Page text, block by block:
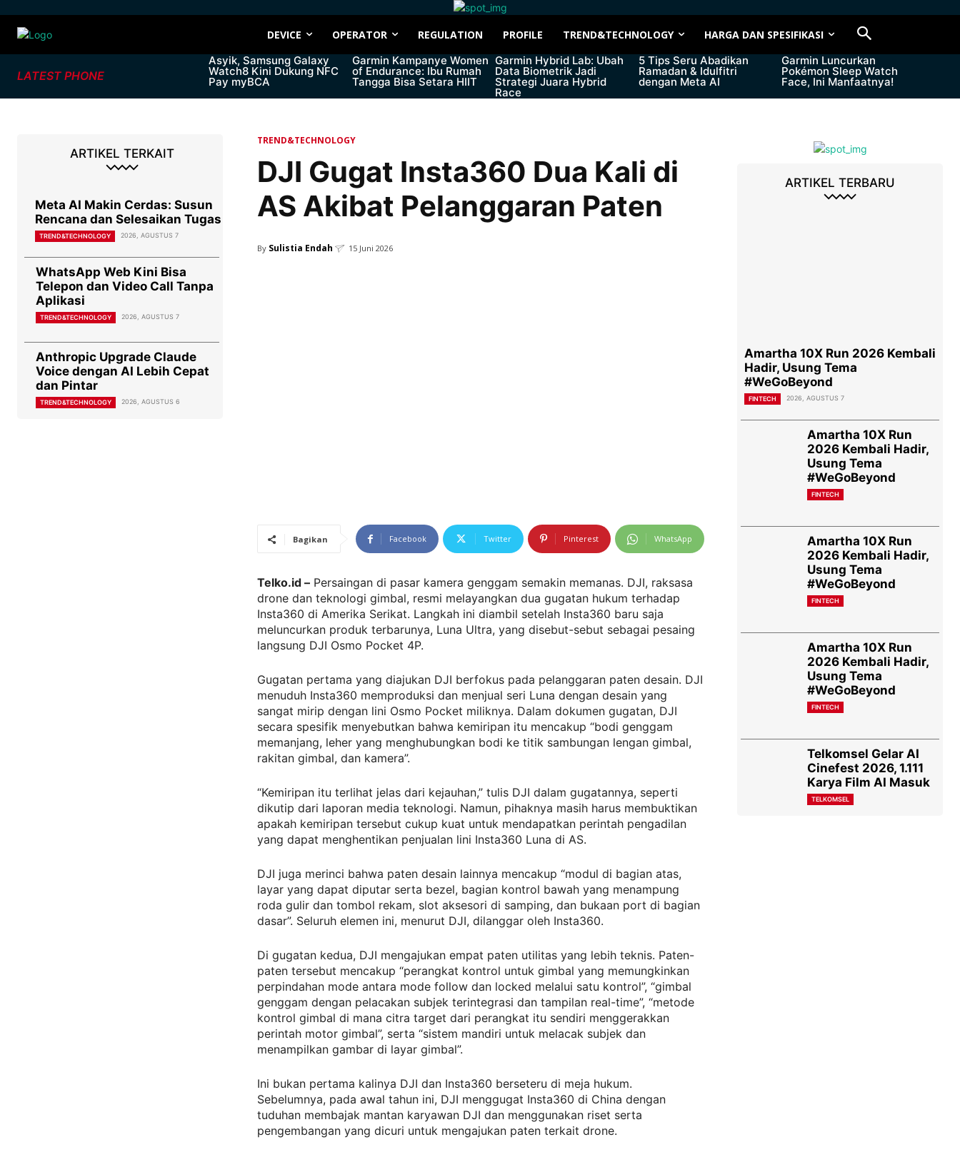
DEVICE OPERATOR REGULATION PROFILE TREND&TECHNOLOGY HARGA DAN SPESIFIKASI
LATEST PHONE
Asyik, Samsung Galaxy
Watch8 Kini Dukung NFC
Pay myBCA
Garmin Kampanye Women
of Endurance: Ibu Rumah
Tangga Bisa Setara HIIT
Garmin Hybrid Lab: Ubah
Data Biometrik Jadi
Strategi Juara Hybrid
Race
5 Tips Seru Abadikan
Ramadan & Idulfitri
dengan Meta AI
Garmin Luncurkan
Pokémon Sleep Watch
Face, Ini Manfaatnya!
ARTIKEL TERKAIT
Meta AI Makin Cerdas: Susun
Rencana dan Selesaikan Tugas
TREND&TECHNOLOGY 2026, AGUSTUS 7
WhatsApp Web Kini Bisa
Telepon dan Video Call Tanpa
Aplikasi
TREND&TECHNOLOGY 2026, AGUSTUS 7
Anthropic Upgrade Claude
Voice dengan AI Lebih Cepat
dan Pintar
TREND&TECHNOLOGY 2026, AGUSTUS 6
TREND&TECHNOLOGY
DJI Gugat Insta360 Dua Kali di
AS Akibat Pelanggaran Paten
By Sulistia Endah 15 Juni 2026
Bagikan Facebook Twitter Pinterest WhatsApp
Telko.id – Persaingan di pasar kamera genggam semakin memanas. DJI, raksasa
drone dan teknologi gimbal, resmi melayangkan dua gugatan hukum terhadap
Insta360 di Amerika Serikat. Langkah ini diambil setelah Insta360 baru saja
meluncurkan produk terbarunya, Luna Ultra, yang disebut-sebut sebagai pesaing
langsung DJI Osmo Pocket 4P.
Gugatan pertama yang diajukan DJI berfokus pada pelanggaran paten desain. DJI
menuduh Insta360 memproduksi dan menjual seri Luna dengan desain yang
sangat mirip dengan lini Osmo Pocket miliknya. Dalam dokumen gugatan, DJI
secara spesifik menyebutkan bahwa kemiripan itu mencakup “bodi genggam
memanjang, leher yang menghubungkan bodi ke titik sambungan lengan gimbal,
rakitan gimbal, dan kamera”.
“Kemiripan itu terlihat jelas dari kejauhan,” tulis DJI dalam gugatannya, seperti
dikutip dari laporan media teknologi. Namun, pihaknya masih harus membuktikan
apakah kemiripan tersebut cukup kuat untuk mendapatkan perintah pengadilan
yang dapat menghentikan penjualan lini Insta360 Luna di AS.
DJI juga merinci bahwa paten desain lainnya mencakup “modul di bagian atas,
layar yang dapat diputar serta bezel, bagian kontrol bawah yang menampung
roda gulir dan tombol rekam, slot aksesori di samping, dan bukaan port di bagian
dasar”. Seluruh elemen ini, menurut DJI, dilanggar oleh Insta360.
Di gugatan kedua, DJI mengajukan empat paten utilitas yang lebih teknis. Paten-
paten tersebut mencakup “perangkat kontrol untuk gimbal yang memungkinkan
perpindahan mode antara mode follow dan locked melalui satu kontrol”, “gimbal
genggam dengan pelacakan subjek terintegrasi dan tampilan real-time”, “metode
kontrol gimbal di mana citra target dari perangkat itu sendiri menggerakkan
perintah motor gimbal”, serta “sistem mandiri untuk melacak subjek dan
menampilkan gambar di layar gimbal”.
Ini bukan pertama kalinya DJI dan Insta360 berseteru di meja hukum.
Sebelumnya, pada awal tahun ini, DJI menggugat Insta360 di China dengan
tuduhan membajak mantan karyawan DJI dan menggunakan riset serta
pengembangan yang dicuri untuk mengajukan paten terkait drone.
ARTIKEL TERBARU
Amartha 10X Run 2026 Kembali
Hadir, Usung Tema
#WeGoBeyond
FINTECH 2026, AGUSTUS 7
Amartha 10X Run
2026 Kembali Hadir,
Usung Tema
#WeGoBeyond
FINTECH
Amartha 10X Run
2026 Kembali Hadir,
Usung Tema
#WeGoBeyond
FINTECH
Amartha 10X Run
2026 Kembali Hadir,
Usung Tema
#WeGoBeyond
FINTECH
Telkomsel Gelar AI
Cinefest 2026, 1.111
Karya Film AI Masuk
TELKOMSEL